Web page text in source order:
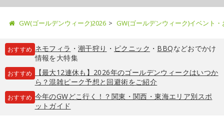
GW(ゴールデンウィーク)2026 GW(ゴールデンウィーク)イベント
おすすめ ネモフィラ ・ 潮干狩り ・ ピクニック ・ BBQなどおでかけ
情報を大特集
おすすめ
【最大12連休も】2026年のゴールデンウィークはいつか
ら？混雑ピーク予想と回避術をご紹介
おすすめ 今年のGWどこ行く！？関東・関西・東海エリア別スポ
ットガイド